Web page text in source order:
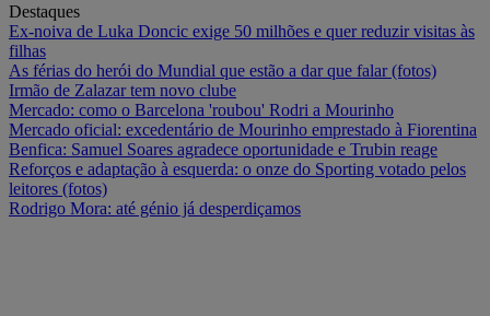
Destaques
Ex-noiva de Luka Doncic exige 50 milhões e quer reduzir visitas às
filhas
As férias do herói do Mundial que estão a dar que falar (fotos)
Irmão de Zalazar tem novo clube
Mercado: como o Barcelona 'roubou' Rodri a Mourinho
Mercado oficial: excedentário de Mourinho emprestado à Fiorentina
Benfica: Samuel Soares agradece oportunidade e Trubin reage
Reforços e adaptação à esquerda: o onze do Sporting votado pelos
leitores (fotos)
Rodrigo Mora: até génio já desperdiçamos